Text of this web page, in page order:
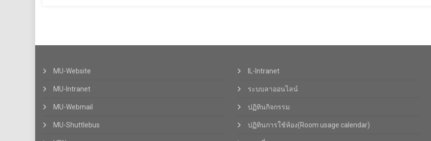
MU-Website
MU-Intranet
MU-Webmail
MU-Shuttlebus
IL-Intranet
ระบบลาออนไลน์
ปฏิทินกิจกรรม
ปฏิทินการใช้ห้อง(Room usage calendar)